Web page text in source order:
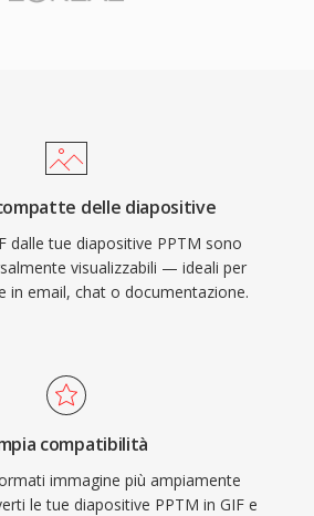
delle diapositive
dalle tue diapositive PPTM sono
visualizzabili — ideali per
in email, chat o documentazione.
compatibilità
immagine più ampiamente
le tue diapositive PPTM in GIF e